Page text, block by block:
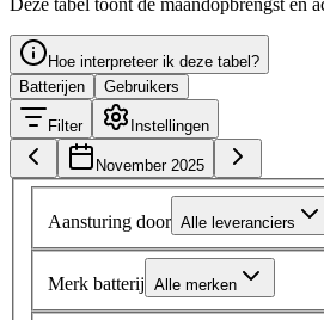
Hoe interpreteer ik deze tabel?
Batterijen
Gebruikers
Filter Instellingen
November 2025
Aansturing door Alle leveranciers
Merk batterij Alle merken